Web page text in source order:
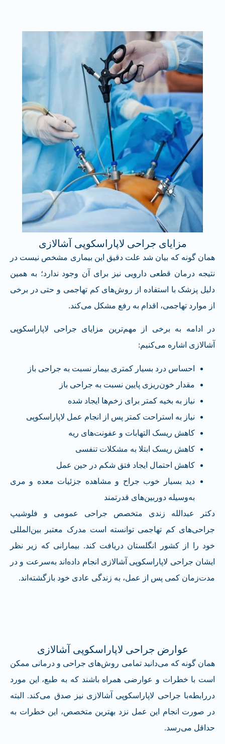
مزایای جراحی لاپاراسکوپی آشالازی
همان گونه که بیان شد علت دقیق این بیماری مشخص نیست در
نتیجه درمان قطعی دارویی نیز برای آن وجود ندارد؛ به همین
دلیل پزشک با استفاده از روش‌های کم تهاجمی و حتی در برخی
از موارد تهاجمی، اقدام به رفع مشکل می‌کند.
در ادامه به برخی از مهم‌ترین مزایای جراحی لاپاراسکوپی
آشالازی اشاره می‌کنیم:
احساس درد بسیار کمتری بیمار نسبت به جراحی باز
مقدار خون‌ریزی پایین نسبت به جراحی باز
نیاز به بخیه کمتر برای زخم‌ها ایجاد شده
نیاز به استراحت کمتر پس از انجام عمل لاپاراسکوپی
کاهش ریسک التهابات و عفونت‌های ریه
کاهش ریسک ابتلا به مشکلات تنفسی
کاهش احتمال ایجاد فتق شکم در حین عمل
دید بسیار خوب جراح و مشاهده جزئیات معده و مری
به‌وسیله دوربین‌های قدرتمند
دکتر عبدالله زندی متخصص جراحی عمومی و فلوشیپ
جراحی‌های کم تهاجمی توانسته است مدرک معتبر بین‌المللی
خود را از کشور انگلستان دریافت کند. بیمارانی که زیر نظر
ایشان جراحی لاپاراسکوپی آشالازی انجام داده‌اند به‌سرعت و در
مدت‌زمان کمی پس از عمل، به زندگی عادی خود بازگشته‌اند.
عوارض جراحی لاپاراسکوپی آشالازی
همان گونه که می‌دانید تمامی روش‌های جراحی و درمانی ممکن
است با خطرات و عوارضی همراه باشند که به طبع، این مورد
دررابطه‌با جراحی لاپاراسکوپی آشالازی نیز صدق می‌کند. البته
در صورت انجام این عمل نزد بهترین متخصص، این خطرات به
حداقل می‌رسد.